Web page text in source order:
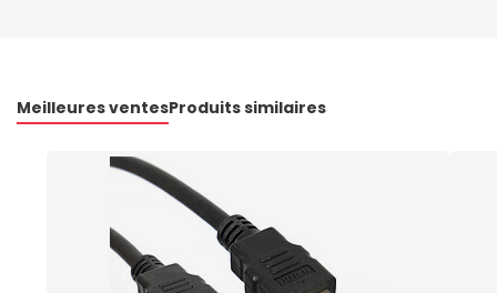
Meilleures ventesProduits similaires